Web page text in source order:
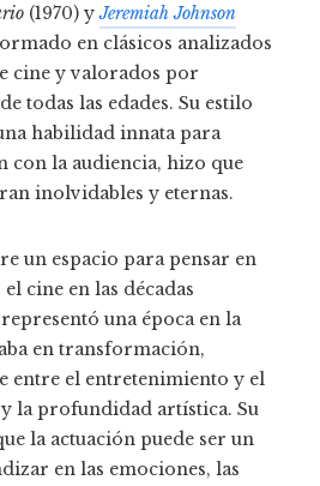
(1970) yJeremiah Johnson
en clásicos analizados
cine y valorados por
todas las edades. Su estilo
habilidad innata para
con la audiencia, hizo que
inolvidables y eternas.
un espacio para pensar en
cine en las décadas
una época en la
en transformación,
entre el entretenimiento y el
la profundidad artística. Su
la actuación puede ser un
en las emociones, las